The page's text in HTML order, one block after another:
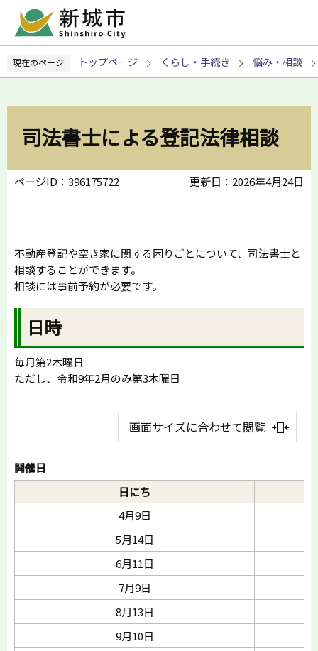
ペ
の
現在のページ トップページ くらし・手続き 悩み・相談
司法書士による登記法律相談
ページID：396175722 更新日：2026年4月24日
不動産登記や空き家に関する困りごとについて、司法書士と
相談することができます。
相談には事前予約が必要です。
日時
毎月第2木曜日
ただし、令和9年2月のみ第3木曜日
画面サイズに合わせて閲覧
開催日
日にち
4月9日
5月14日
6月11日
7月9日
8月13日
9月10日